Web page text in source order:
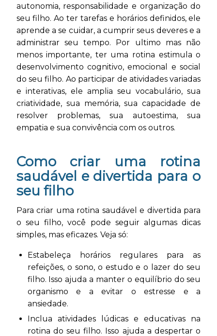
autonomia, responsabilidade e organização do
seu filho. Ao ter tarefas e horários definidos, ele
aprende a se cuidar, a cumprir seus deveres e a
administrar seu tempo. Por ultimo mas não
menos importante, ter uma rotina estimula o
desenvolvimento cognitivo, emocional e social
do seu filho. Ao participar de atividades variadas
e interativas, ele amplia seu vocabulário, sua
criatividade, sua memória, sua capacidade de
resolver problemas, sua autoestima, sua
empatia e sua convivência com os outros.
Como criar uma rotina
saudável e divertida para o
seu filho
Para criar uma rotina saudável e divertida para
o seu filho, você pode seguir algumas dicas
simples, mas eficazes. Veja só:
Estabeleça horários regulares para as
refeições, o sono, o estudo e o lazer do seu
filho. Isso ajuda a manter o equilíbrio do seu
organismo e a evitar o estresse e a
ansiedade.
Inclua atividades lúdicas e educativas na
rotina do seu filho. Isso ajuda a despertar o